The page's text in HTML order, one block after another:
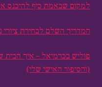
למקום שבאמת כיף להיכנס
המדריך השלם לבחירת
פוליש בכרמיאל – איך
(והסיפור האישי שלי)